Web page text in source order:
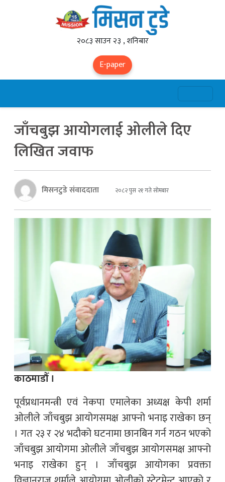
२०८३ साउन २३ , शनिबार
E-paper
जाँचबुझ आयोगलाई ओलीले दिए
लिखित जवाफ
मिसनटुडे संवाददाता २०८२ पुस २१ गते सोमबार
काठमाडौँ ।
पूर्वप्रधानमन्त्री एवं नेकपा एमालेका अध्यक्ष केपी शर्मा
ओलीले जाँचबुझ आयोगसमक्ष आफ्नो भनाइ राखेका छन्
। गत २३ र २४ भदौको घटनामा छानबिन गर्न गठन भएको
जाँचबुझ आयोगमा ओलीले जाँचबुझ आयोगसमक्ष आफ्नो
भनाइ राखेका हुन् । जाँचबुझ आयोगका प्रवक्ता